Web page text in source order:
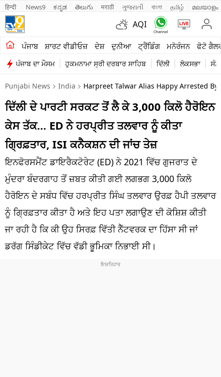
हिन्दी News9 ಕನ್ನಡ తెలుగు मराठी ગુજરાતી বাংলা தமிழ் മലയാളം
AQI
ਪੰਜਾਬ ਸ਼ਾਰਟ ਵੀਡੀਓਜ਼ ਦੇਸ਼ ਦੁਨੀਆ ਟ੍ਰੈਂਡਿੰਗ ਮਨੋਰੰਜਨ ਫੋਟੋ
ਪੰਜਾਬ ਦਾ ਮੌਸਮ ਹੁਕਮਨਾਮਾ ਸ੍ਰੀ ਦਰਬਾਰ ਸਾਹਿਬ ਦਿੱਲੀ ਲੋਕਸਭਾ
ਖੇਤੀਬਾੜੀ
ਸ਼ਾਰਟ ਵੀਡੀਓਜ਼
ਕਾਰੋਬਾਰ
ਕਰਿਅਰ
ਦੇਸ਼
ਲਾਈਫ ਸਟਾਈਲ
ਪੰਜਾਬ
ਧਰਮ
ਖੇਡਾਂ
Punjabi News India Harpreet Talwar Alias Happy Arrested
ਦਿੱਲੀ ਦੇ ਪਾਰਟੀ ਸਰਕਟ ਤੋਂ ਲੈ ਕੇ 3,000 ਕਿਲੋ ਹੈਰੋਇਨ
ਕੇਸ ਤੱਕ… ED ਨੇ ਹਰਪ੍ਰੀਤ ਤਲਵਾਰ ਨੂੰ ਕੀਤਾ
ਗ੍ਰਿਫ਼ਤਾਰ, ISI ਕਨੈਕਸ਼ਨ ਦੀ ਜਾਂਚ ਤੇਜ਼
ਇਨਫੋਰਸਮੈਂਟ ਡਾਇਰੈਕਟੋਰੇਟ (ED) ਨੇ 2021 ਵਿੱਚ ਗੁਜਰਾਤ ਦੇ
ਮੁੰਦਰਾ ਬੰਦਰਗਾਹ ਤੋਂ ਜ਼ਬਤ ਕੀਤੀ ਗਈ ਲਗਭਗ 3,000 ਕਿਲੋ
ਹੈਰੋਇਨ ਦੇ ਸਬੰਧ ਵਿੱਚ ਹਰਪ੍ਰੀਤ ਸਿੰਘ ਤਲਵਾਰ ਉਰਫ਼ ਹੈਪੀ ਤਲਵਾਰ
ਨੂੰ ਗ੍ਰਿਫ਼ਤਾਰ ਕੀਤਾ ਹੈ ਅਤੇ ਇਹ ਪਤਾ ਲਗਾਉਣ ਦੀ ਕੋਸ਼ਿਸ਼ ਕੀਤੀ
ਜਾ ਰਹੀ ਹੈ ਕਿ ਕੀ ਉਹ ਸਿਰਫ਼ ਵਿੱਤੀ ਨੈੱਟਵਰਕ ਦਾ ਹਿੱਸਾ ਸੀ ਜਾਂ
ਡਰੱਗ ਸਿੰਡੀਕੇਟ ਵਿੱਚ ਵੱਡੀ ਭੂਮਿਕਾ ਨਿਭਾਈ ਸੀ।